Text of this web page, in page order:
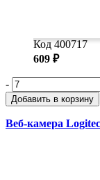
Код 400717
609 ₽
-
Добавить в корзину
Веб-камера